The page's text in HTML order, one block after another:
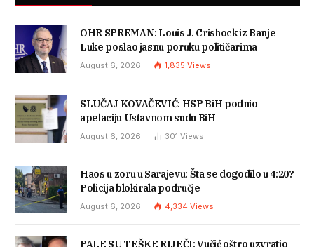
OHR SPREMAN: Louis J. Crishock iz Banje
Luke poslao jasnu poruku političarima
August 6, 2026 1,835 Views
SLUČAJ KOVAČEVIĆ: HSP BiH podnio
apelaciju Ustavnom sudu BiH
August 6, 2026 301 Views
Haos u zoru u Sarajevu: Šta se dogodilo u 4:20?
Policija blokirala područje
August 6, 2026 4,334 Views
PALE SU TEŠKE RIJEČI: Vučić oštro uzvratio